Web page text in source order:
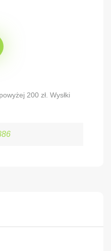
200 zł. Wysłki